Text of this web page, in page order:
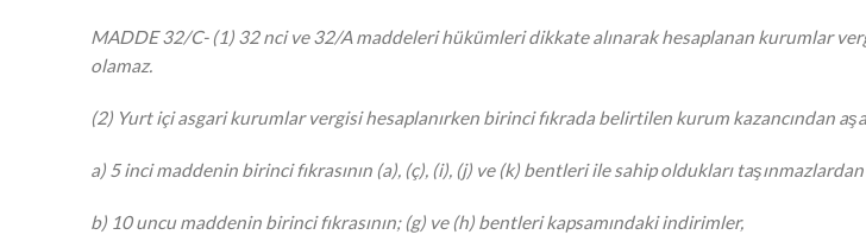
MADDE 32/C- (1) 32 nci ve 32/A maddeleri hükümleri dikkate alınarak hesaplanan kurumlar
olamaz.
(2) Yurt içi asgari kurumlar vergisi hesaplanırken birinci fıkrada belirtilen kurum kazancından
a) 5 inci maddenin birinci fıkrasının (a), (ç), (i), (j) ve (k) bentleri ile sahip oldukları
b) 10 uncu maddenin birinci fıkrasının; (g) ve (h) bentleri kapsamındaki indirimler,